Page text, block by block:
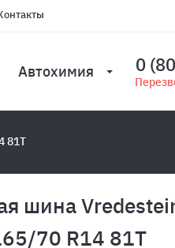
Автохимия 0
81T
шина
70 R14 81T